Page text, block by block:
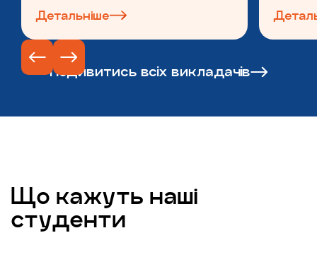
Детальніше
Подивитись всіх викладачів
Що кажуть наші
студенти